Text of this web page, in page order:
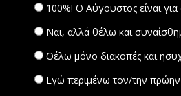
100%! Ο Αύγουστος είναι για
Ναι, αλλά θέλω και
Θέλω μόνο διακοπές και
Εγώ περιμένω τον/την πρώην